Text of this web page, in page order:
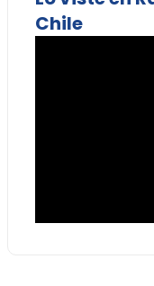
Chile